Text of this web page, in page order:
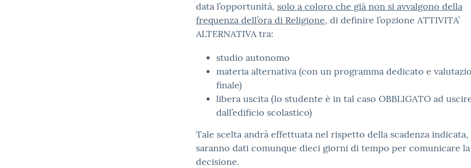
data l’opportunità, solo a coloro che già non si avvalgono della
frequenza dell’ora di Religione, di definire l’opzione ATTIVITA’
ALTERNATIVA tra:
studio autonomo
materia alternativa (con un programma dedicato e
finale)
libera uscita (lo studente è in tal caso OBBLIGATO ad
dall’edificio scolastico)
Tale scelta andrà effettuata nel rispetto della scadenza indicata,
saranno dati comunque dieci giorni di tempo per comunicare la
decisione.